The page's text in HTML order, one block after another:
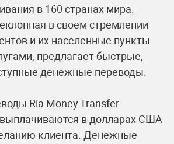
в 160 странах мира.
в своем стремлении
и их населенные пункты
предлагает быстрые,
денежные переводы.
Ria Money Transfer
в долларах США
клиента. Денежные